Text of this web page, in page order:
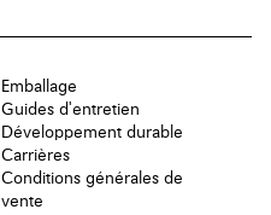
Emballage
Guides d'entretien
Développement durable
Carrières
Conditions générales de
vente